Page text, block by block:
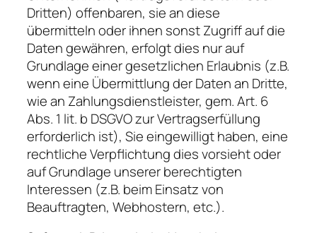
Dritten) offenbaren, sie an diese
übermitteln oder ihnen sonst Zugriff auf die
Daten gewähren, erfolgt dies nur auf
Grundlage einer gesetzlichen Erlaubnis (z.B.
wenn eine Übermittlung der Daten an Dritte,
wie an Zahlungsdienstleister, gem. Art. 6
Abs. 1 lit. b DSGVO zur Vertragserfüllung
erforderlich ist), Sie eingewilligt haben, eine
rechtliche Verpflichtung dies vorsieht oder
auf Grundlage unserer berechtigten
Interessen (z.B. beim Einsatz von
Beauftragten, Webhostern, etc.).